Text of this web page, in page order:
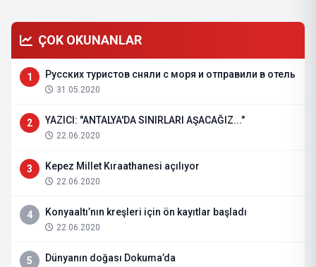
ÇOK OKUNANLAR
1 Русских туристов сняли с моря и отправили в отель
31.05.2020
2 YAZICI: "ANTALYA'DA SINIRLARI AŞACAĞIZ..."
22.06.2020
3 Kepez Millet Kıraathanesi açılıyor
22.06.2020
4 Konyaaltı’nın kreşleri için ön kayıtlar başladı
22.06.2020
5 Dünyanın doğası Dokuma’da